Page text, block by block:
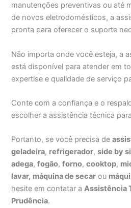
manutenções preventivas ou até
de novos eletrodomésticos, a
pronta para oferecer o suporte
Não importa onde você esteja, a
está disponível para atender em
expertise e qualidade de serviço
Conte com a confiança e o
escolher a assistência técnica
Portanto, se você precisa de
geladeira, refrigerador,side by
adega,fogão,forno,cooktop,
lavar, máquina de secar ou
hesite em contatar aAssistência
Prudência.